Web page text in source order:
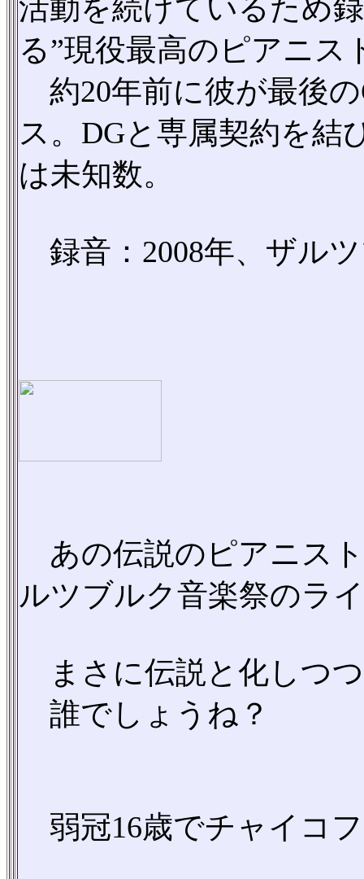
活動を続けているため
る”現役最高のピアニス
約20年前に彼が最後
ス。DGと専属契約を
は未知数。
録音：2008年、ザル
あの伝説のピアニス
ルツブルク音楽祭のラ
まさに伝説と化しつ
誰でしょうね？
弱冠16歳でチャイコ